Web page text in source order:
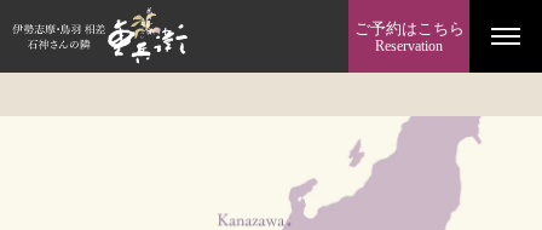
ご予約はこちら
Reservation